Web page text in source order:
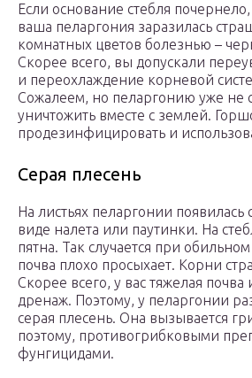
Если основание стебля
ваша пеларгония заразилась
комнатных цветов болезнью –
Скорее всего, вы допускали
и переохлаждение корневой
Сожалеем, но пеларгонию уже не
уничтожить вместе с землей.
продезинфицировать и
Серая плесень
На листьях пеларгонии появилась
виде налета или паутинки. На
пятна. Так случается при
почва плохо просыхает. Корни
Скорее всего, у вас тяжелая почва
дренаж. Поэтому, у пеларгонии
серая плесень. Она вызывается
поэтому, противогрибковыми
фунгицидами.